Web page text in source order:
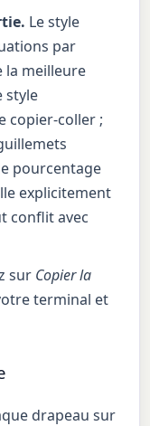
Le style
par
la meilleure
style
copier-coller ;
pourcentage
explicitement
conflit avec
sur Copier la
terminal et
drapeau sur